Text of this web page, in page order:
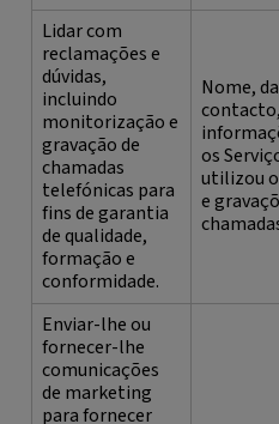
Lidar com
reclamações e
dúvidas,
incluindo
monitorização e
gravação de
chamadas
telefónicas para
fins de garantia
de qualidade,
formação e
conformidade.
Nome,
contacto,
os
utilizou
e
Enviar-lhe ou
fornecer-lhe
comunicações
de marketing
para fornecer